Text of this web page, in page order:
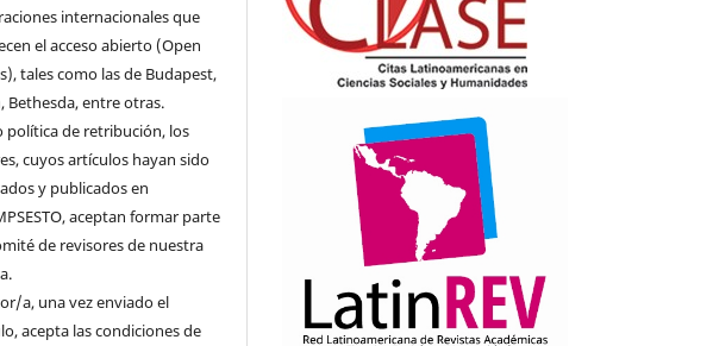
internacionales que
el acceso abierto (Open
tales como las de Budapest,
Bethesda, entre otras.
política de retribución, los
cuyos artículos hayan sido
y publicados en
aceptan formar parte
de revisores de nuestra
a, una vez enviado el
acepta las condiciones de